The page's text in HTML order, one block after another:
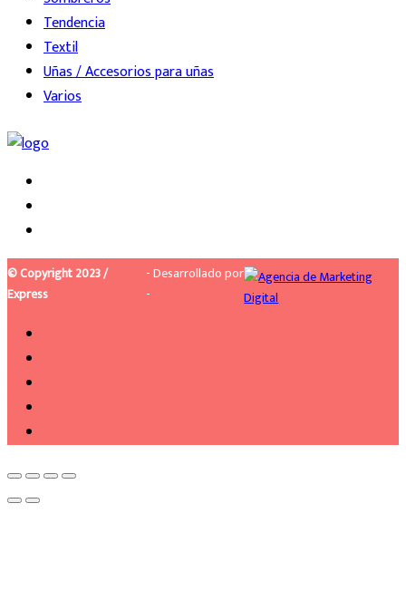
Tendencia
Textil
Uñas / Accesorios para uñas
Varios
© Copyright 2023 /
Express
- Desarrollado por
-